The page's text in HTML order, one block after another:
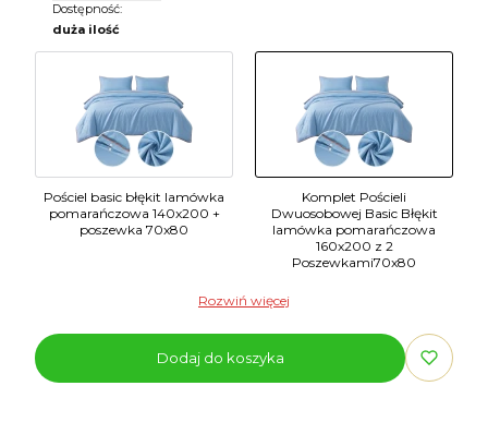
Dostępność:
duża ilość
Pościel basic błękit lamówka
pomarańczowa 140x200 +
poszewka 70x80
Komplet Pościeli
Dwuosobowej Basic Błękit
lamówka pomarańczowa
160x200 z 2
Poszewkami70x80
Rozwiń więcej
Dodaj do koszyka